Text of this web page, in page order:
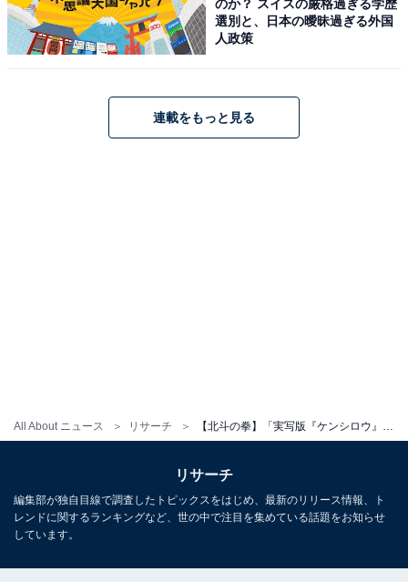
All About ニュース リサーチ
新潟出身、静岡在住の元プロドラマー。ライター執筆歴
は約8年。趣味は読書とフィットネスとfiat500でドライ
ブに出かけること。最近はeSportsの試合観戦が楽しみで
｜ホントは面白い住まいの話」をSpotifyやApplePodcast
こちらもおすすめ
のか？ スイスの厳格過ぎる学歴
選別と、日本の曖昧過ぎる外国
人政策
連載をもっと見る
リサーチ
編集部が独自目線で調査したトピックスをはじめ、最新のリリース情報、ト
レンドに関するランキングなど、世の中で注目を集めている話題をお知らせ
しています。